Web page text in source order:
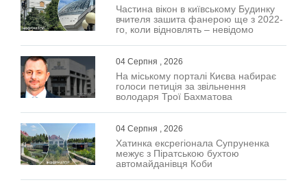
Частина вікон в київському Будинку
вчителя зашита фанерою ще з 2022-
го, коли відновлять – невідомо
04 Серпня , 2026
На міському порталі Києва набирає
голоси петиція за звільнення
володаря Трої Бахматова
04 Серпня , 2026
Хатинка ексрегіонала Супруненка
межує з Піратською бухтою
автомайданівця Коби